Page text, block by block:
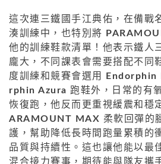
這次連三鐵國手江典佑，在備戰
湊訓練中，也特別將
他的訓練鞋款清單！他表示鐵人
龐大，不同課表會需要搭配不同
度訓練和競賽會選用
Endorphin
rphin Azura 跑鞋外，日常的有
恢復跑，他反而更重視緩震和穩
ARAMOUNT MAX 柔軟回彈的
護，幫助降低長時間跑量累積的
品質與持續性。這也讓他能以最
混合接力賽事，期待能與隊友攜